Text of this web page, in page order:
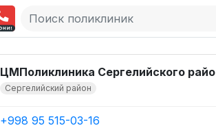
ЦМПоликлиника Сергелийского
Сергелийский район
+998 95 515-03-16